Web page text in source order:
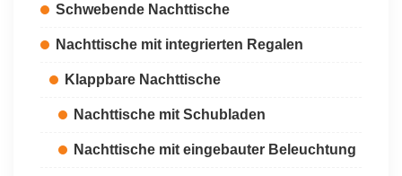
Schwebende Nachttische
Nachttische mit integrierten Regalen
Klappbare Nachttische
Nachttische mit Schubladen
Nachttische mit eingebauter Beleuchtung